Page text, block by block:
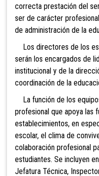
correcta prestación del
ser de carácter
de administración de la
Los directores de los
serán los encargados de
institucional y de la
coordinación de la
La función de los
profesional que apoya las
establecimientos, en
escolar, el clima de
colaboración profesional
estudiantes. Se incluyen
Jefatura Técnica,